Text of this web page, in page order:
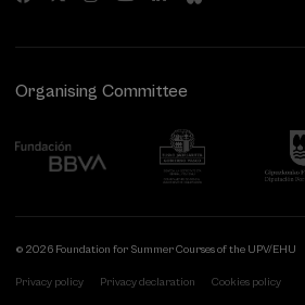
Organising Committee
© 2026 Foundation for Summer Courses of the UPV/EHU
Privacy policy Privacy declaration Cookies policy